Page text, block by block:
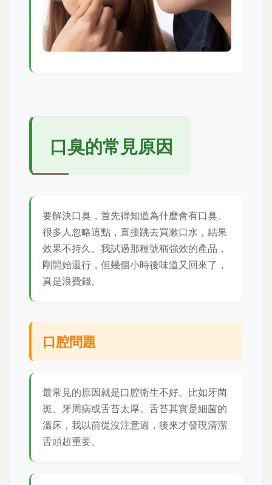
口臭的常見原因
要解決口臭，首先得知道為什麼會有口臭。
很多人忽略這點，直接跳去買漱口水，結果
效果不持久。我試過那種號稱強效的產品，
剛開始還行，但幾個小時後味道又回來了，
真是浪費錢。
口腔問題
最常見的原因就是口腔衛生不好。比如牙菌
斑、牙周病或舌苔太厚。舌苔其實是細菌的
溫床，我以前從沒注意過，後來才發現清潔
舌頭超重要。